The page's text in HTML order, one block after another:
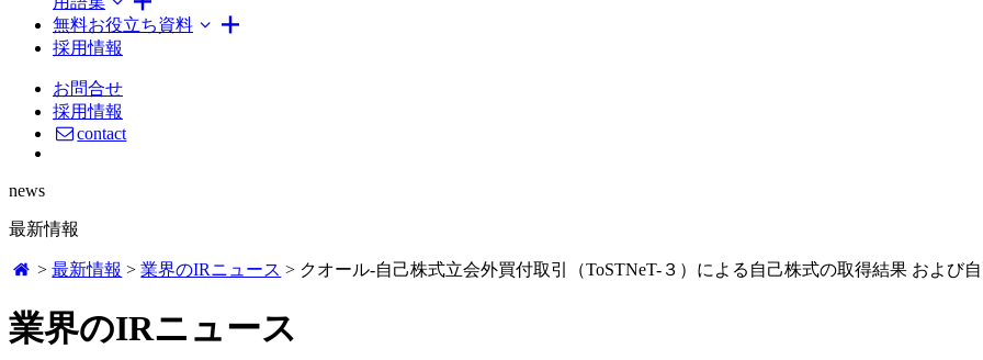
無料お役立ち資料
採用情報
お問合せ
採用情報
contact
news
最新情報
>最新情報 >業界のIRニュース > クオール-自己株式立会外買付取引（ToSTNeT-３）による自己株式の取得結果 および
業界のIRニュース